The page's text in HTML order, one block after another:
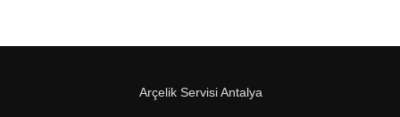
Arçelik Servisi Antalya